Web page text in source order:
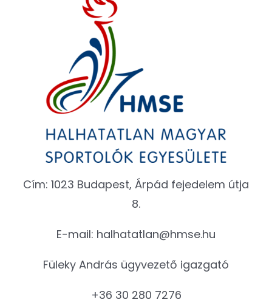
Cím: 1023 Budapest, Árpád fejedelem útja
8.
E-mail: halhatatlan@hmse.hu
Füleky András ügyvezető igazgató
+36 30 280 7276